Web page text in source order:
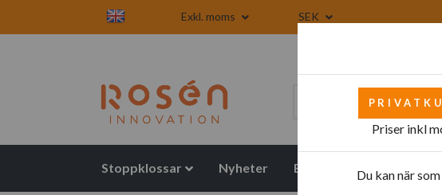
Exkl. moms SEK
Stoppklossar Nyheter Blogg Mattor
Priser inkl
Du kan när